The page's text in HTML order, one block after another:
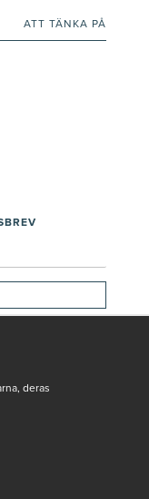
ATT TÄNKA PÅ
deras